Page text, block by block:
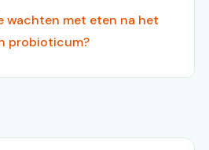
wachten met eten na het
probioticum?